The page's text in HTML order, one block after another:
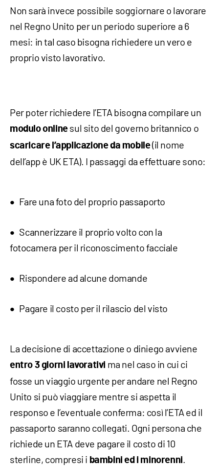
Non sarà invece possibile soggiornare o lavorare
nel Regno Unito per un periodo superiore a 6
mesi: in tal caso bisogna richiedere un vero e
proprio visto lavorativo.
Per poter richiedere l’ETA bisogna compilare un
modulo onlinesul sito del governo britannico o
scaricare l’applicazione da mobile(il nome
dell’app è UK ETA). I passaggi da effettuare sono:
Fare una foto del proprio passaporto
Scannerizzare il proprio volto con la
fotocamera per il riconoscimento facciale
Rispondere ad alcune domande
Pagare il costo per il rilascio del visto
La decisione di accettazione o diniego avviene
entro 3 giorni lavorativi ma nel caso in cui ci
fosse un viaggio urgente per andare nel Regno
Unito si può viaggiare mentre si aspetta il
responso e l’eventuale conferma: così l’ETA ed il
passaporto saranno collegati. Ogni persona che
richiede un ETA deve pagare il costo di 10
sterline, compresi i bambini ed i minorenni.